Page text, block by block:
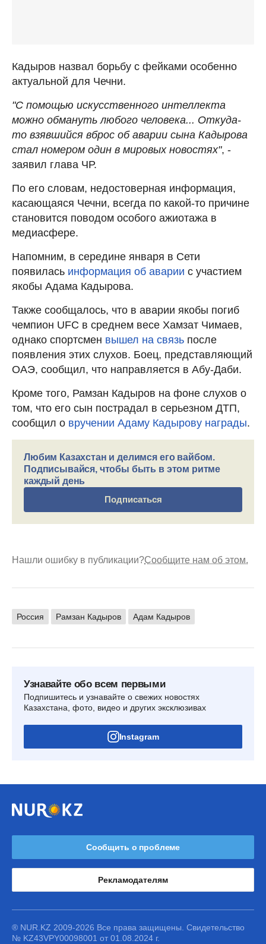
Кадыров назвал борьбу с фейками особенно
актуальной для Чечни.
"С помощью искусственного интеллекта
можно обмануть любого человека... Откуда-
то взявшийся вброс об аварии сына Кадырова
стал номером один в мировых новостях", -
заявил глава ЧР.
По его словам, недостоверная информация,
касающаяся Чечни, всегда по какой-то причине
становится поводом особого ажиотажа в
медиасфере.
Напомним, в середине января в Сети
появилась информация об аварии с участием
якобы Адама Кадырова.
Также сообщалось, что в аварии якобы погиб
чемпион UFC в среднем весе Хамзат Чимаев,
однако спортсмен вышел на связь после
появления этих слухов. Боец, представляющий
ОАЭ, сообщил, что направляется в Абу-Даби.
Кроме того, Рамзан Кадыров на фоне слухов о
том, что его сын пострадал в серьезном ДТП,
сообщил о вручении Адаму Кадырову награды.
Любим Казахстан и делимся его вайбом.
Подписывайся, чтобы быть в этом ритме
каждый день
Подписаться
Нашли ошибку в публикации?Сообщите нам об этом.
Россия Рамзан Кадыров Адам Кадыров
Узнавайте обо всем первыми
Подпишитесь и узнавайте о свежих новостях
Казахстана, фото, видео и других эксклюзивах
Instagram
Сообщить о проблеме
Рекламодателям
® NUR.KZ 2009-2026 Все права защищены. Свидетельство
№ KZ43VPY00098001 от 01.08.2024 г.